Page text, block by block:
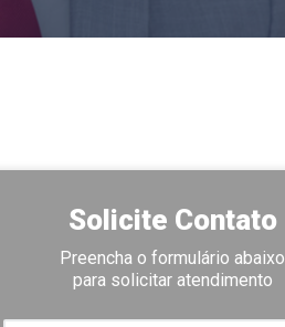
Solicite Contato
Preencha o formulário abaixo
para solicitar atendimento